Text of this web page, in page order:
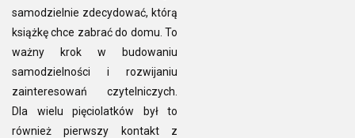
samodzielnie zdecydować, którą
książkę chce zabrać do domu. To
ważny krok w budowaniu
samodzielności i rozwijaniu
zainteresowań czytelniczych.
Dla wielu pięciolatków był to
również pierwszy kontakt z